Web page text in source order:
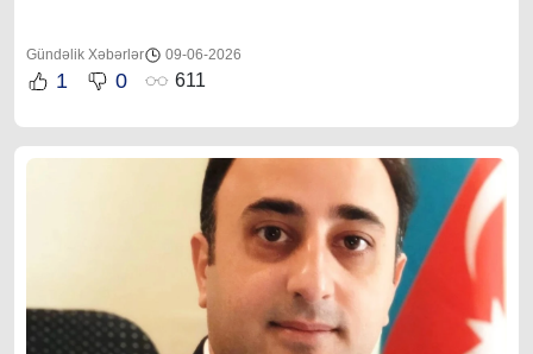
Gündəlik Xəbərlər 09-06-2026
1 0 611